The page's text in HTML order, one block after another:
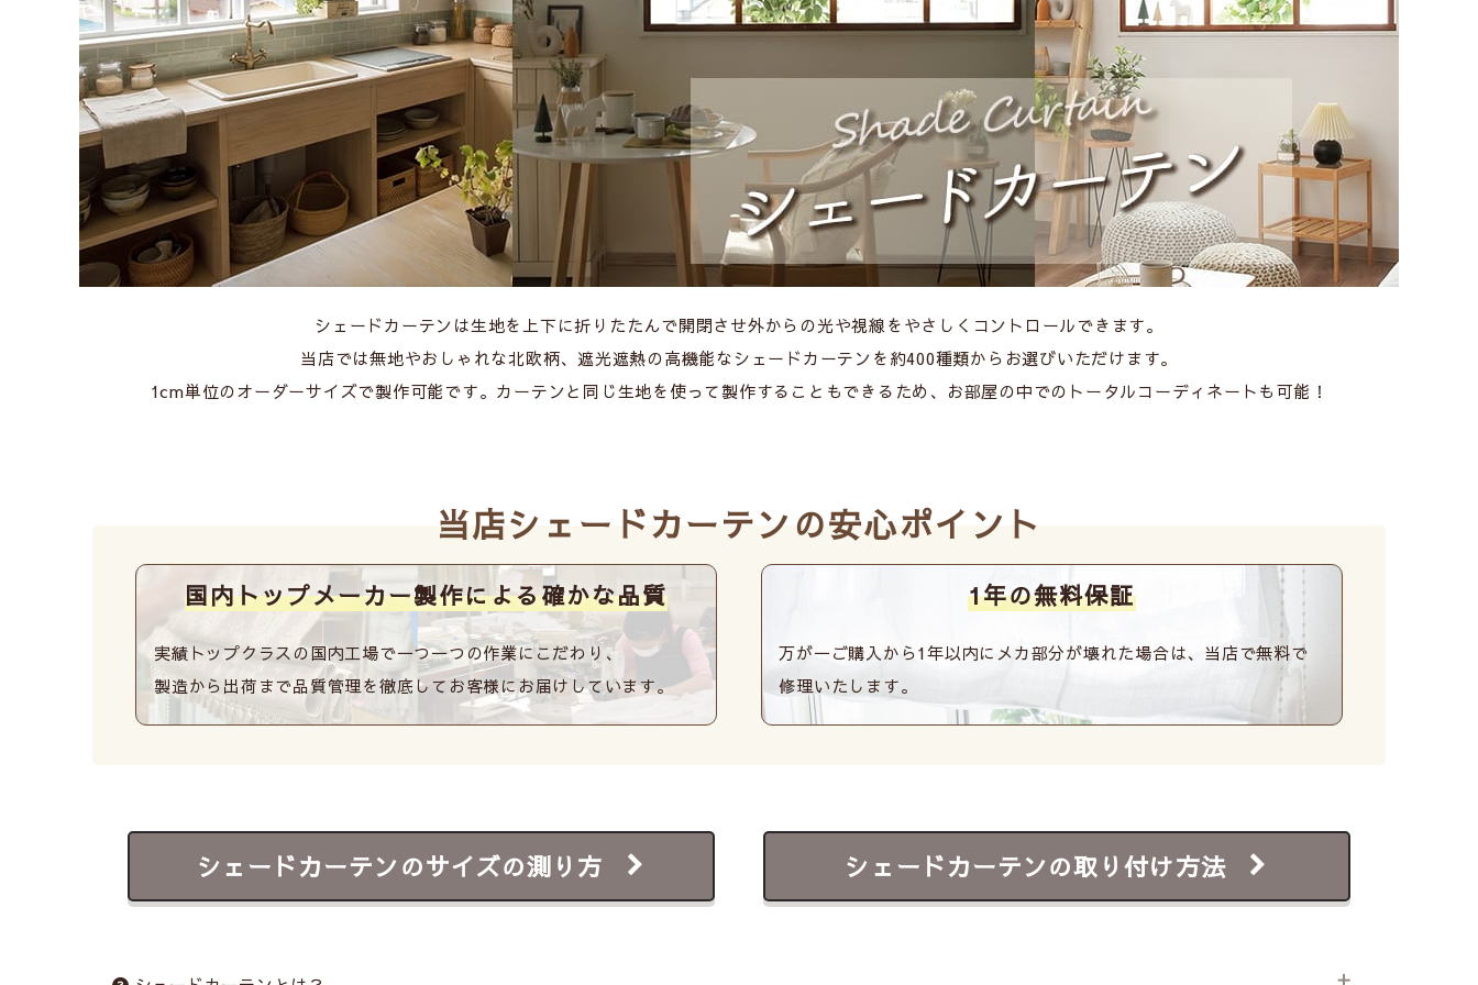
シェードカーテンは生地を上下に折りたたんで開閉させ外からの光や視線をやさしくコントロールできます。
当店では無地やおしゃれな北欧柄、遮光遮熱の高機能なシェードカーテンを約400種類からお選びいただけます。
1cm単位のオーダーサイズで製作可能です。 カーテンと同じ生地を使って製作することもできるため、お部屋の中でのトータルコーディネートも可能！
当店シェードカーテンの安心ポイント
国内トップメーカー製作による確かな品質
実績トップクラスの国内工場で一つ一つの作業にこだわり、
製造から出荷まで品質管理を徹底してお客様にお届けしています。
1年の無料保証
万が一ご購入から1年以内にメカ部分が壊れた場合は、当店で無料で
修理いたします。
シェードカーテンのサイズの測り方 シェードカーテンの取り付け方法